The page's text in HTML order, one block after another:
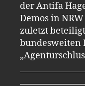
der Antifa
Demos in
zuletzt
bundesweiten